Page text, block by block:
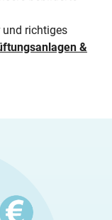
und richtiges
&